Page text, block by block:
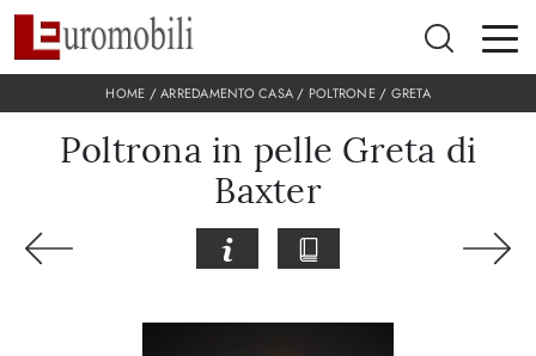
HOME /ARREDAMENTO CASA / POLTRONE / GRETA
Poltrona in pelle Greta di
Baxter